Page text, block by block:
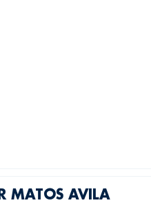
MATOS AVILA